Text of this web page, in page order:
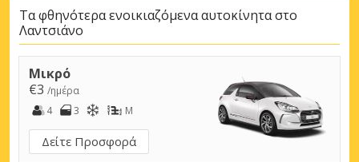
Τα φθηνότερα ενοικιαζόμενα αυτοκίνητα στο
Λαντσιάνο
Μικρό
€3 /ημέρα
4
3 M
Δείτε Προσφορά